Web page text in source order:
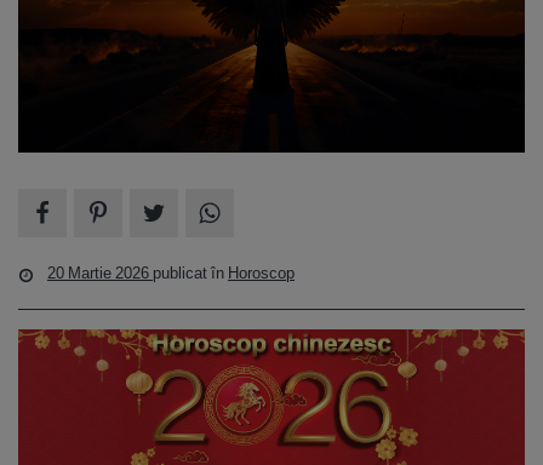
20 Martie 2026 publicat în Horoscop